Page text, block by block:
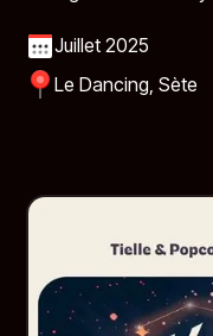
Juillet 2025
Le Dancing, Sète